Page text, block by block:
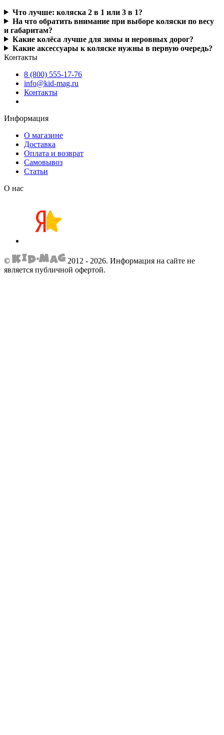
Что лучше: коляска 2 в 1 или 3 в 1?
На что обратить внимание при выборе коляски по весу
и габаритам?
Какие колёса лучше для зимы и неровных дорог?
Какие аксессуары к коляске нужны в первую очередь?
Контакты
8 (800) 555-17-76
info@kid-mag.ru
Контакты
Информация
О магазине
Доставка
Оплата и возврат
Самовывоз
Статьи
О нас
© 2012 - 2026. Информация на сайте не
является публичной офертой.